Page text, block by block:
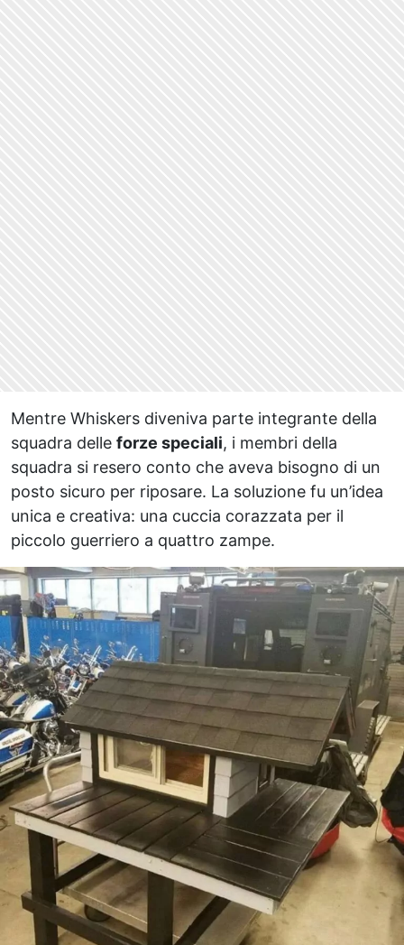
Mentre Whiskers diveniva parte integrante della
squadra delle forze speciali, i membri della
squadra si resero conto che aveva bisogno di un
posto sicuro per riposare. La soluzione fu un’idea
unica e creativa: una cuccia corazzata per il
piccolo guerriero a quattro zampe.